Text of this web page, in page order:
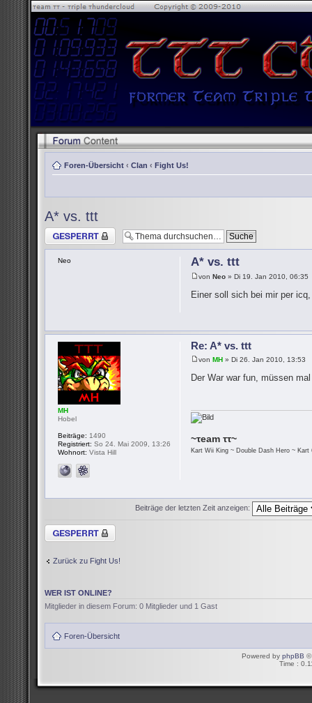
Foren-Übersicht ‹ Clan ‹ Fight Us!
A* vs. ttt
Thema gesperrt
A* vs. ttt
vonNeo » Di 19. Jan 2010, 06:35
Einer soll sich bei mir per
Neo
Re: A* vs. ttt
vonMH » Di 26. Jan 2010, 13:53
Der War war fun, müssen
~τeam ττ~
Kart Wii King ~ Double Dash Hero ~ Kart
MH
Hobel
Beiträge: 1490
Registriert: So 24. Mai 2009, 13:26
Wohnort: Vista Hill
Beiträge der letzten Zeit anzeigen:
Thema gesperrt
Zurück zu Fight Us!
WER IST ONLINE?
Mitglieder in diesem Forum: 0 Mitglieder und 1 Gast
Foren-Übersicht
Powered by phpBB ©
Time :